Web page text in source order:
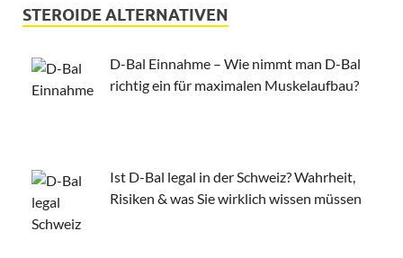
STEROIDE ALTERNATIVEN
D-Bal Einnahme – Wie nimmt man D-Bal
richtig ein für maximalen Muskelaufbau?
Ist D-Bal legal in der Schweiz? Wahrheit,
Risiken & was Sie wirklich wissen müssen